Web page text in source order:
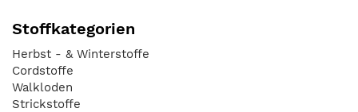
Stoffkategorien
Herbst - & Winterstoffe
Cordstoffe
Walkloden
Strickstoffe